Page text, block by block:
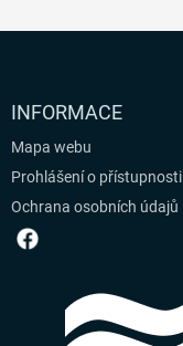
INFORMACE
Mapa webu
Prohlášení o přístupnosti
Ochrana osobních údajů